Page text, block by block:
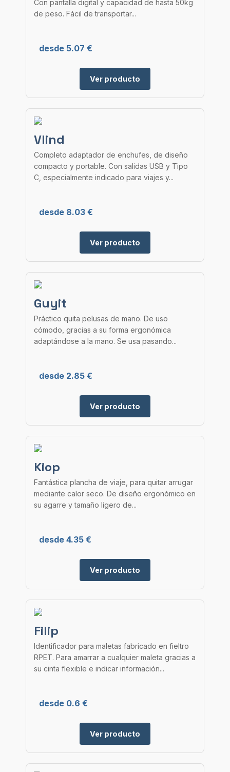
Con pantalla digital y capacidad de hasta 50kg
de peso. Fácil de transportar...
desde 5.07 €
Ver producto
Vlind
Completo adaptador de enchufes, de diseño
compacto y portable. Con salidas USB y Tipo
C, especialmente indicado para viajes y...
desde 8.03 €
Ver producto
Guyit
Práctico quita pelusas de mano. De uso
cómodo, gracias a su forma ergonómica
adaptándose a la mano. Se usa pasando...
desde 2.85 €
Ver producto
Kiop
Fantástica plancha de viaje, para quitar arrugar
mediante calor seco. De diseño ergonómico en
su agarre y tamaño ligero de...
desde 4.35 €
Ver producto
Filip
Identificador para maletas fabricado en fieltro
RPET. Para amarrar a cualquier maleta gracias a
su cinta flexible e indicar información...
desde 0.6 €
Ver producto